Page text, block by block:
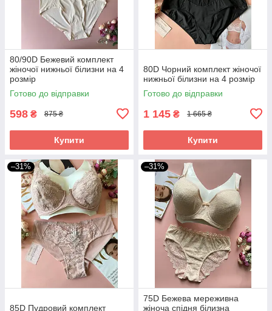
80/90D Бежевий комплект
жіночої нижньої білизни на 4
розмір
Готово до відправки
598 ₴ 875 ₴
Купити
80D Чорний комплект жіночої
нижньої білизни на 4 розмір
Готово до відправки
1 145 ₴ 1 665 ₴
Купити
–31%
85D Пудровий комплект
–31%
75D Бежева мереживна
жіноча спідня білизна